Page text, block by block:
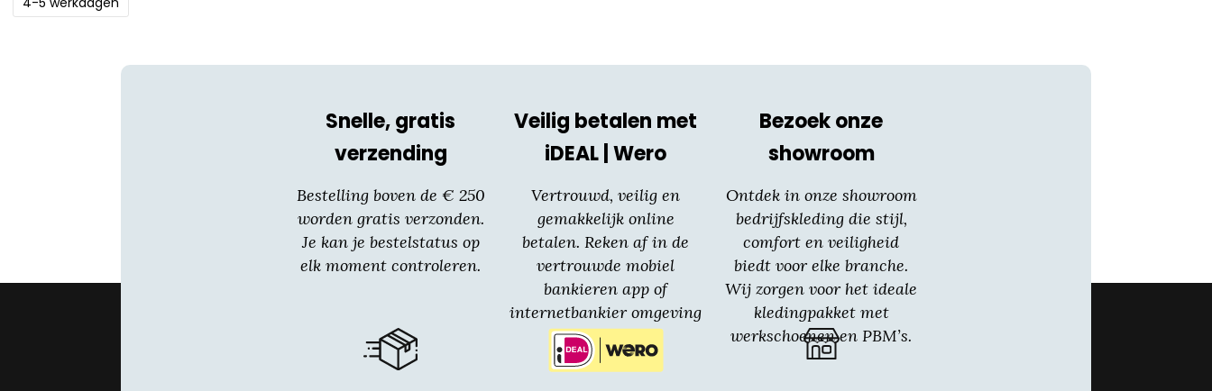
Snelle, gratis
verzending
Bestelling boven de € 250
worden gratis verzonden.
Je kan je bestelstatus op
elk moment controleren.
Veilig betalen met
iDEAL | Wero
Vertrouwd, veilig en
gemakkelijk online
betalen. Reken af in de
vertrouwde mobiel
bankieren app of
internetbankier omgeving
van jouw bank.
Bezoek onze
showroom
Ontdek in onze showroom
bedrijfskleding die stijl,
comfort en veiligheid
biedt voor elke branche.
Wij zorgen voor het ideale
kledingpakket met
werkschoenen en PBM’s.